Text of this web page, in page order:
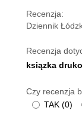
Recenzja:
Dziennik
Recenzja
ksiązka
Czy recenzja
TAK (0)